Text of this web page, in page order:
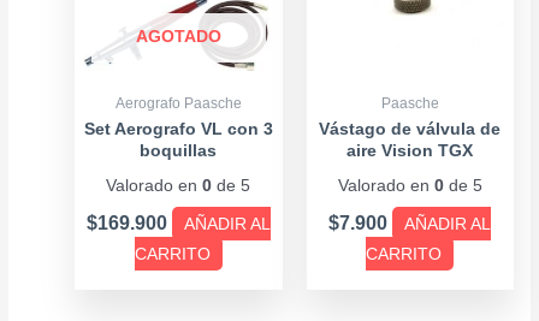
AGOTADO
Aerografo Paasche
Set Aerografo VL con 3
boquillas
Valorado en0 de 5
$169.900
AÑADIR AL
CARRITO
Paasche
Vástago de válvula de
aire Vision TGX
Valorado en 0de 5
$7.900
AÑADIR AL
CARRITO